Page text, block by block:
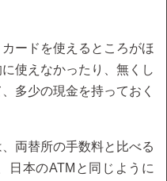
ードを使えるところがほ
使えなかったり、無くし
多少の現金を持っておく
両替所の手数料と比べる
日本のATMと同じように